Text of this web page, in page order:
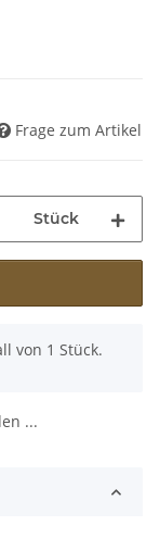
Frage zum Artikel
Stück
von 1 Stück.
...